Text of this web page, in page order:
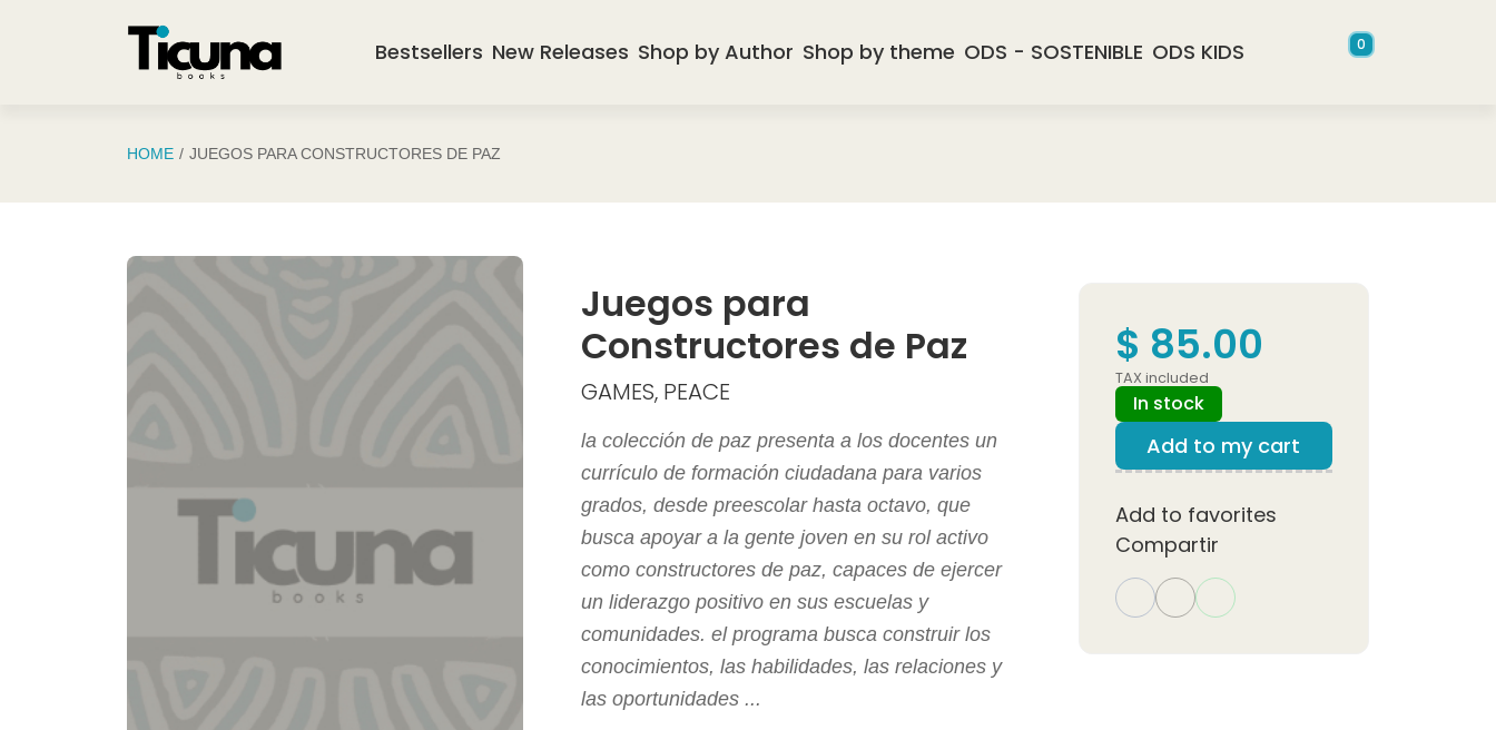
Bestsellers New Releases Shop by Author Shop by theme ODS - SOSTENIBLE ODS KIDS 0
HOME JUEGOS PARA CONSTRUCTORES DE PAZ
Juegos para
Constructores de Paz
GAMES, PEACE
la colección de paz presenta a los docentes un
currículo de formación ciudadana para varios
grados, desde preescolar hasta octavo, que
busca apoyar a la gente joven en su rol activo
como constructores de paz, capaces de ejercer
un liderazgo positivo en sus escuelas y
comunidades. el programa busca construir los
conocimientos, las habilidades, las relaciones y
las oportunidades ...
$ 85.00
TAX included
In stock
Add to my cart
Add to favorites
Compartir